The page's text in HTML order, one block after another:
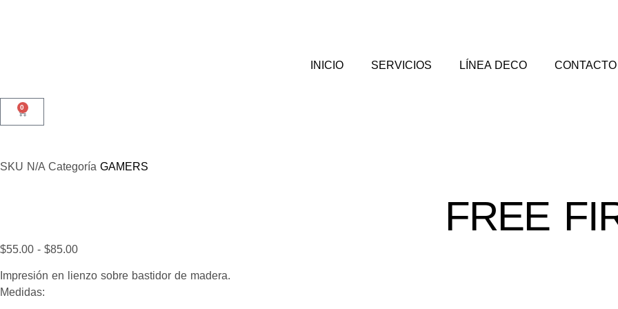
INICIO SERVICIOS LÍNEA DECO CONTACTO
0
SKU N/A Categoría GAMERS
FREE
$55.00 - $85.00
Impresión en lienzo sobre bastidor de madera.
Medidas: